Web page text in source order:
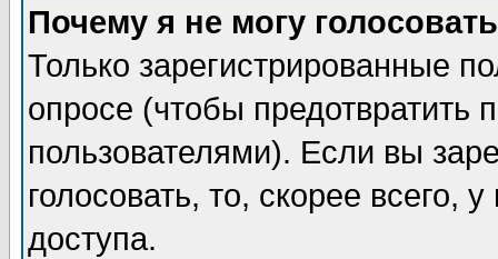
Почему я не могу
Только зарегистрированные
опросе (чтобы предотвратить
пользователями). Если вы
голосовать, то, скорее всего,
доступа.